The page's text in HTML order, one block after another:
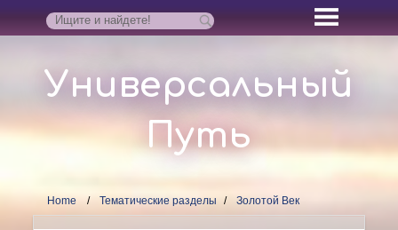
Универсальный
Путь
Home Тематические разделы Золотой Век